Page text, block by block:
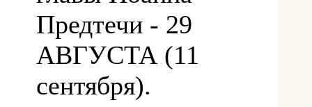
Предтечи - 29
АВГУСТА (11
сентября).